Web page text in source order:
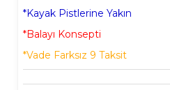
*Kayak Pistlerine Yakın
*Balayı Konsepti
*Vade Farksız 9 Taksit